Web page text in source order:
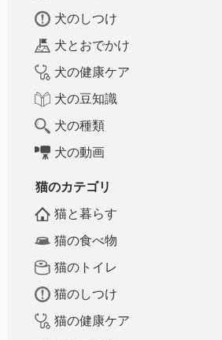
犬のしつけ
犬とおでかけ
犬の健康ケア
犬の豆知識
犬の種類
犬の動画
猫のカテゴリ
猫と暮らす
猫の食べ物
猫のトイレ
猫のしつけ
猫の健康ケア